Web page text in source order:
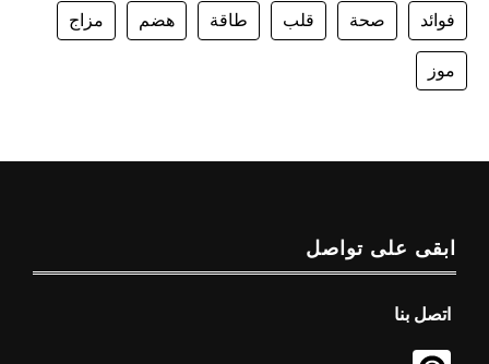
فوائد صحة قلب طاقة هضم مزاج
موز
ابقى على تواصل
اتصل بنا